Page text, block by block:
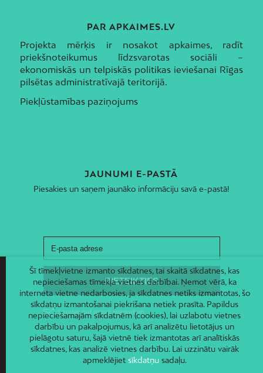
PAR APKAIMES.LV
Projekta mērķis ir nosakot apkaimes, radīt
priekšnoteikumus līdzsvarotas sociāli –
ekonomiskās un telpiskās politikas ieviešanai Rīgas
pilsētas administratīvajā teritorijā.
Piekļūstamības paziņojums
JAUNUMI E-PASTĀ
Piesakies un saņem jaunāko informāciju savā e-pastā!
Šī tīmekļvietne izmanto sīkdatnes, tai skaitā sīkdatnes, kas
nepieciešamas tīmekļa vietnes darbībai. Ņemot vērā, ka
interneta vietne nedarbosies, ja sīkdatnes netiks izmantotas, šo
sīkdatņu izmantošanai piekrišana netiek prasīta. Papildus
nepieciešamajām sīkdatnēm (cookies), lai uzlabotu vietnes
darbību un pakalpojumus, kā arī analizētu lietotājus un
pielāgotu saturu, šajā vietnē tiek izmantotas arī analītiskās
sīkdatnes, kas analizē vietnes darbību. Lai uzzinātu vairāk
apmeklējiet sīkdatņusadaļu.